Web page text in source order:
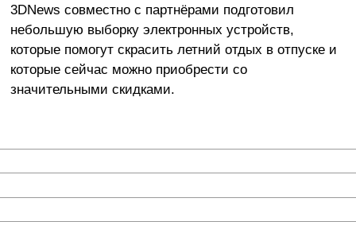
3DNews совместно с партнёрами подготовил
небольшую выборку электронных устройств,
которые помогут скрасить летний отдых в отпуске и
которые сейчас можно приобрести со
значительными скидками.